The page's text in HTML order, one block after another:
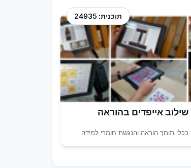
תוכנית: 24935
שילוב אייפדים בהוראה
ככלי תומך הוראה והנגשת חומרי למידה